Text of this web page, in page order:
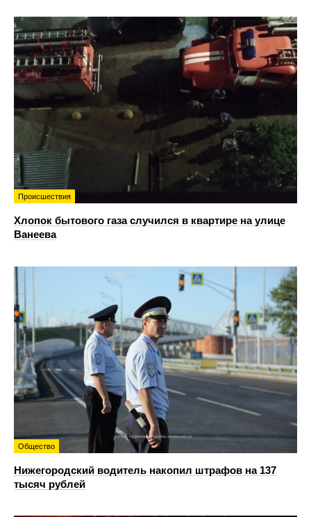
Происшествия
Хлопок бытового газа случился в квартире на улице
Ванеева
Общество
Нижегородский водитель накопил штрафов на 137
тысяч рублей